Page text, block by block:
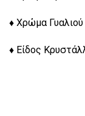
♦ Χρώμα
♦ Είδος